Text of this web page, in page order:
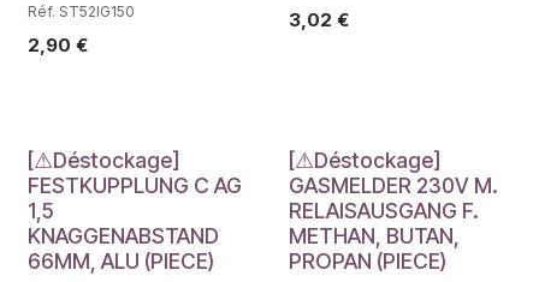
Réf. ST52IG150
2,90 €
3,02 €
Déstockage
[⚠Déstockage]
FESTKUPPLUNG C AG
1,5
KNAGGENABSTAND
66MM, ALU (PIECE)
Déstockage
[⚠Déstockage]
GASMELDER 230V M.
RELAISAUSGANG F.
METHAN, BUTAN,
PROPAN (PIECE)